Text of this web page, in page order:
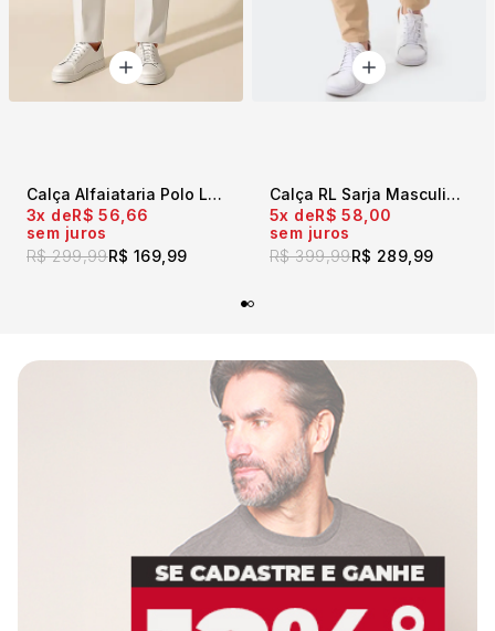
Calça Alfaiataria Polo Live Cinza
R$ 299,99R$ 169,99
3x
R$ 56,66
sem juros
Calça RL Sarja Masculina Custom Fit Caqui
R$ 399,99R$ 289,99
5x
R$ 58,00
sem juros